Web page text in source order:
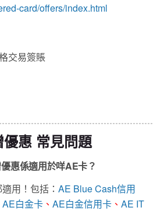
card/offers/index.html
交易簽賬
惠 常見問題
惠係適用於咩AE卡？
用！包括： AE Blue Cash信用
AE白金卡 、 AE白金信用卡 、 AE IT